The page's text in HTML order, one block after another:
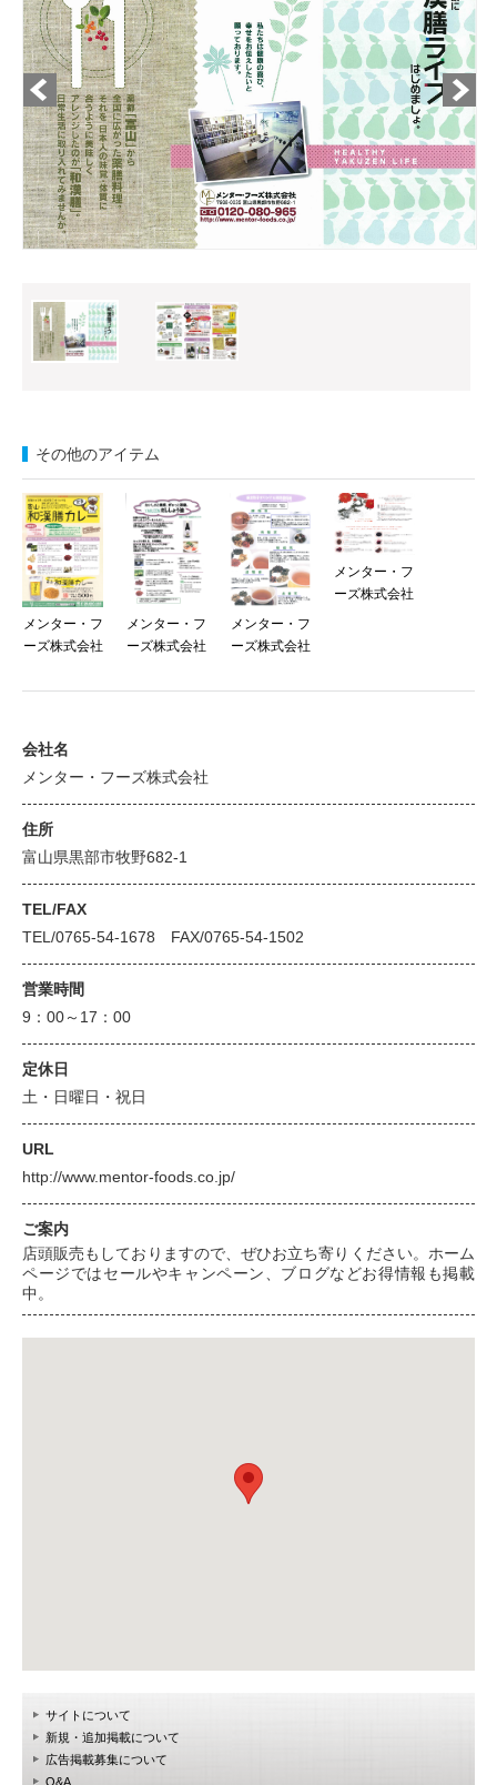
その他のアイテム
メンター・フ
ーズ株式会社
メンター・フ
ーズ株式会社
メンター・フ
ーズ株式会社
メンター・フ
ーズ株式会社
会社名
メンター・フーズ株式会社
住所
富山県黒部市牧野682-1
TEL/FAX
TEL/0765-54-1678 FAX/0765-54-1502
営業時間
9：00～17：00
定休日
土・日曜日・祝日
URL
http://www.mentor-foods.co.jp/
ご案内
店頭販売もしておりますので、ぜひお立ち寄りください。ホーム
ページではセールやキャンペーン、ブログなどお得情報も掲載
中。
サイトについて
新規・追加掲載について
広告掲載募集について
Q&A